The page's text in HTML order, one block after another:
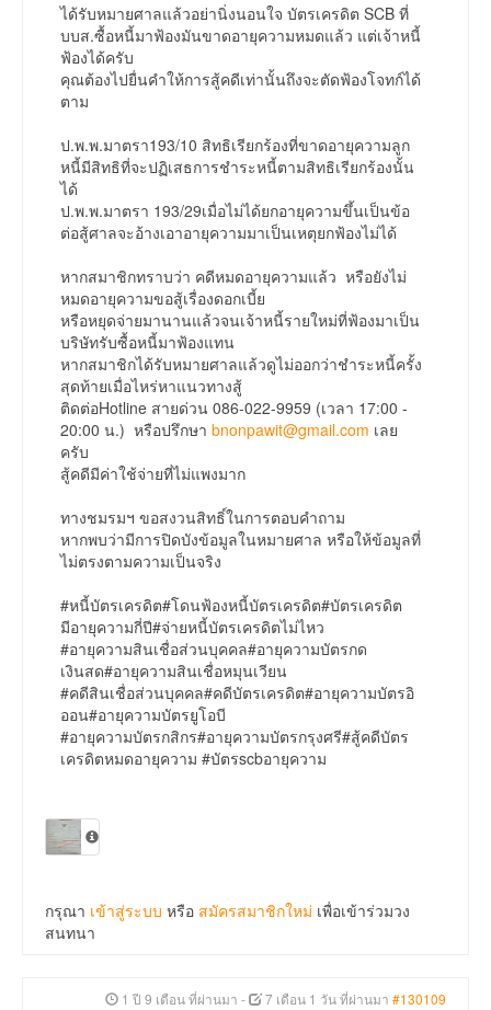
ได้รับหมายศาลแล้วอย่านิ่งนอนใจ บัตรเครดิต SCB ที่
บบส.ซื้อหนี้มาฟ้องมันขาดอายุความหมดแล้ว แต่เจ้าหนี้
ฟ้องได้ครับ
คุณต้องไปยื่นคำให้การสู้คดีเท่านั้นถึงจะตัดฟ้องโจทก์ได้
ตาม
ป.พ.พ.มาตรา193/10 สิทธิเรียกร้องที่ขาดอายุความลูก
หนี้มีสิทธิที่จะปฏิเสธการชำระหนี้ตามสิทธิเรียกร้องนั้น
ได้
ป.พ.พ.มาตรา 193/29เมื่อไม่ได้ยกอายุความขึ้นเป็นข้อ
ต่อสู้ศาลจะอ้างเอาอายุความมาเป็นเหตุยกฟ้องไม่ได้
หากสมาชิกทราบว่า คดีหมดอายุความแล้ว หรือยังไม่
หมดอายุความขอสู้เรื่องดอกเบี้ย
หรือหยุดจ่ายมานานแล้วจนเจ้าหนี้รายใหม่ที่ฟ้องมาเป็น
บริษัทรับซื้อหนี้มาฟ้องแทน
หากสมาชิกได้รับหมายศาลแล้วดูไม่ออกว่าชำระหนี้ครั้ง
สุดท้ายเมื่อไหร่หาแนวทางสู้
ติดต่อHotline สายด่วน 086-022-9959 (เวลา 17:00 -
20:00 น.) หรือปรึกษา bnonpawit@gmail.com เลย
ครับ
สู้คดีมีค่าใช้จ่ายที่ไม่แพงมาก
ทางชมรมฯ ขอสงวนสิทธิ์ในการตอบคำถาม
หากพบว่ามีการปิดบังข้อมูลในหมายศาล หรือให้ข้อมูลที่
ไม่ตรงตามความเป็นจริง
#หนี้บัตรเครดิต#โดนฟ้องหนี้บัตรเครดิต#บัตรเครดิต
มีอายุความกี่ปี#จ่ายหนี้บัตรเครดิตไม่ไหว
#อายุความสินเชื่อส่วนบุคคล#อายุความบัตรกด
เงินสด#อายุความสินเชื่อหมุนเวียน
#คดีสินเชื่อส่วนบุคคล#คดีบัตรเครดิต#อายุความบัตรอิ
ออน#อายุความบัตรยูโอบี
#อายุความบัตรกสิกร#อายุความบัตรกรุงศรี#สู้คดีบัตร
เครดิตหมดอายุความ #บัตรscbอายุความ
กรุณา เข้าสู่ระบบ หรือ สมัครสมาชิกใหม่ เพื่อเข้าร่วมวง
สนทนา
1 ปี 9 เดือน ที่ผ่านมา - 7 เดือน 1 วัน ที่ผ่านมา #130109